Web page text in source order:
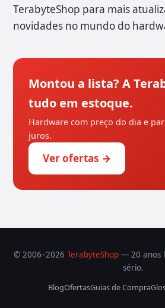
TerabyteShop para mais
novidades no mundo do
Montou a lista? A
tudo em estoque.
Hardware com preço do dia e
juros.
Ver ofertas →
© 2006–2026 TerabyteShop — 20 anos
sério.
BlogOfertasGuias de Compra